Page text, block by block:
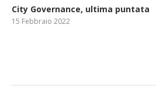
City Governance, ultima puntata
15 Febbraio 2022